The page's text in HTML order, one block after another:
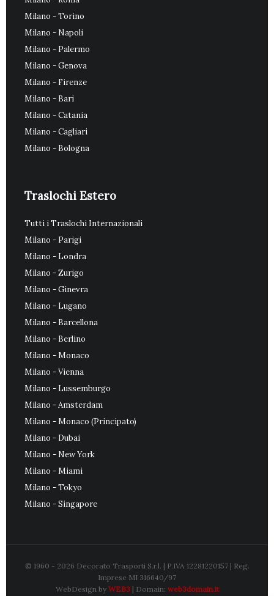
Milano - Torino
Milano - Napoli
Milano - Palermo
Milano - Genova
Milano - Firenze
Milano - Bari
Milano - Catania
Milano - Cagliari
Milano - Bologna
Traslochi Estero
Tutti i Traslochi Internazionali
Milano - Parigi
Milano - Londra
Milano - Zurigo
Milano - Ginevra
Milano - Lugano
Milano - Barcellona
Milano - Berlino
Milano - Monaco
Milano - Vienna
Milano - Lussemburgo
Milano - Amsterdam
Milano - Monaco (Principato)
Milano - Dubai
Milano - New York
Milano - Miami
Milano - Tokyo
Milano - Singapore
© 1960 - 2026 Decorato Trasporti S.r.l. | P.IVA 12281220157 | Reg.
Imprese MI 316640/97
WebDesign by WEB3| Domain: web3domain.it